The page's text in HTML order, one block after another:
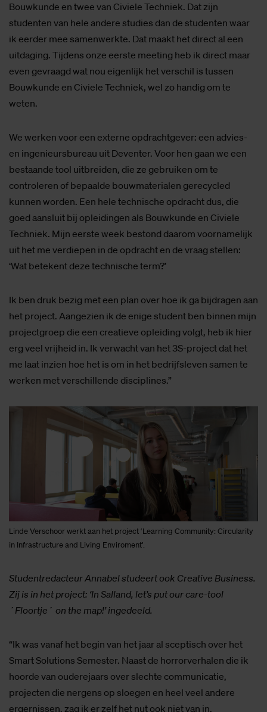
Bouwkunde en twee van Civiele Techniek. Dat zijn
studenten van hele andere studies dan de studenten waar
ik eerder mee samenwerkte. Dat maakt het direct al een
uitdaging. Tijdens onze eerste meeting heb ik direct maar
even gevraagd wat nou eigenlijk het verschil is tussen
Bouwkunde en Civiele Techniek, wel zo handig om te
weten.
We werken voor een externe opdrachtgever: een advies-
en ingenieursbureau uit Deventer. Voor hen gaan we een
bestaande tool uitbreiden, die ze gebruiken om te
controleren of bepaalde bouwmaterialen gerecycled
kunnen worden. Een hele technische opdracht dus, die
goed aansluit bij opleidingen als Bouwkunde en Civiele
Techniek. Mijn eerste week bestond daarom voornamelijk
uit het me verdiepen in de opdracht en de vraag stellen:
‘Wat betekent deze technische term?’
Ik ben druk bezig met een plan over hoe ik ga bijdragen aan
het project. Aangezien ik de enige student ben binnen mijn
projectgroep die een creatieve opleiding volgt, heb ik hier
erg veel vrijheid in. Ik verwacht van het 3S-project dat het
me laat inzien hoe het is om in het bedrijfsleven samen te
werken met verschillende disciplines.”
Linde Verschoor werkt aan het project ‘Learning Community: Circularity
in Infrastructure and Living Enviroment’.
Studentredacteur Annabel studeert ook Creative Business.
Zij is in het project: ‘In Salland, let’s put our care-tool
´Floortje´ on the map!’ ingedeeld.
“Ik was vanaf het begin van het jaar al sceptisch over het
Smart Solutions Semester. Naast de horrorverhalen die ik
hoorde van ouderejaars over slechte communicatie,
projecten die nergens op sloegen en heel veel andere
ergernissen, zag ik er zelf het nut ook niet van in.